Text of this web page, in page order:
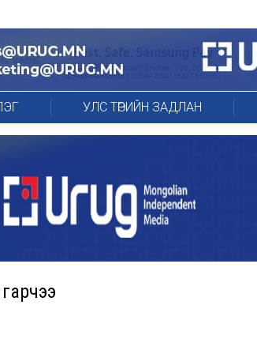
УЛС ТӨРИЙН ЗАДЛАН